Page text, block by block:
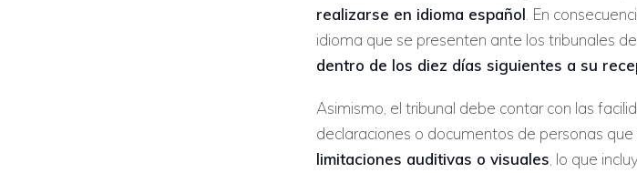
realizarse en idioma español. En
idioma que se presenten ante los tribunales
dentro de los diez días siguientes a su
Asimismo, el tribunal debe contar con las
declaraciones o documentos de personas
limitaciones auditivas o visuales , lo que